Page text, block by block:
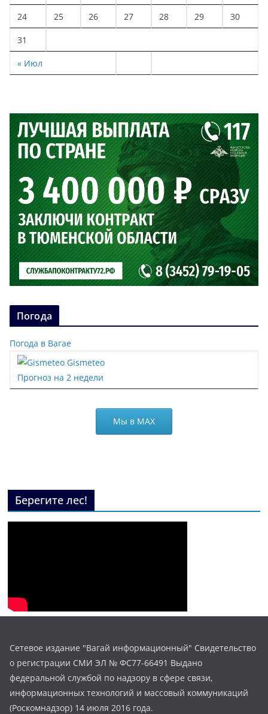
« Июл
24 25 26 27 28 29 30
31
Погода
Погода в Вагае
Gismeteo
Прогноз на 2 недели
Мы в МАХ
Берегите лес!
Сетевое издание "Вагай информационный" Свидетельство
о регистрации СМИ ЭЛ № ФС77-66491 Выдано
федеральной службой по надзору в сфере связи,
информационных технологий и массовый коммуникаций
(Роскомнадзор) 14 июля 2016 года.